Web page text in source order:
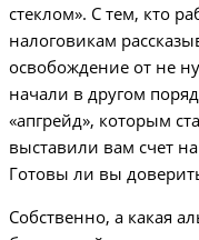
стеклом». С тем, кто
налоговикам
освобождение от не
начали в другом
«апгрейд», которым
выставили вам счет
Готовы ли вы
Собственно, а какая